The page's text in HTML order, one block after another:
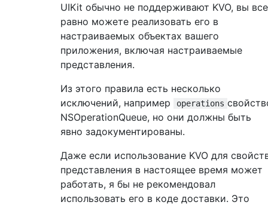
UIKit обычно не поддерживают KVO, вы все
равно можете реализовать его в
настраиваемых объектах вашего
приложения, включая настраиваемые
представления.
Из этого правила есть несколько
исключений, например
operations
NSOperationQueue, но они должны быть
явно задокументированы.
Даже если использование KVO для
представления в настоящее время может
работать, я бы не рекомендовал
использовать его в коде доставки. Это